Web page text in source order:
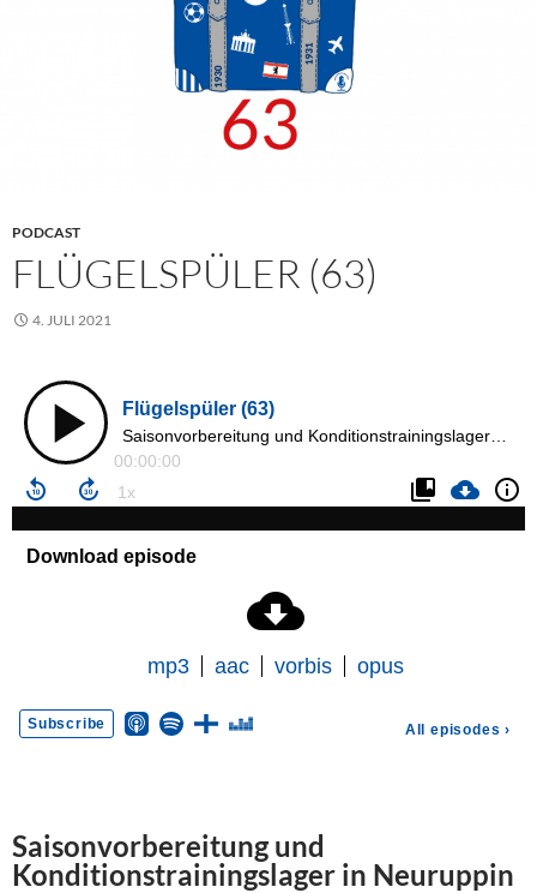
PODCAST
FLÜGELSPÜLER (63)
4. JULI 2021
Saisonvorbereitung und
Konditionstrainingslager in Neuruppin